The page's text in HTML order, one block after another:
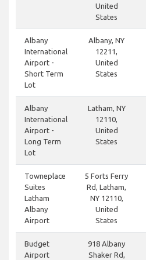
United
States
Albany
International
Airport -
Short Term
Lot
Albany, NY
12211,
United
States
Albany
International
Airport -
Long Term
Lot
Latham, NY
12110,
United
States
Towneplace
Suites
Latham
Albany
Airport
5 Forts Ferry
Rd, Latham,
NY 12110,
United
States
Budget
Airport
918 Albany
Shaker Rd,